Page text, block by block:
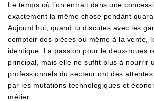
Le temps où l’on entrait dans une
exactement la même chose pendant
Aujourd’hui, quand tu discutes avec les
comptoir des pièces ou même à la vente,
identique. La passion pour le deux-roues
principal, mais elle ne suffit plus à nourrir
professionnels du secteur ont des
par les mutations technologiques et
métier.